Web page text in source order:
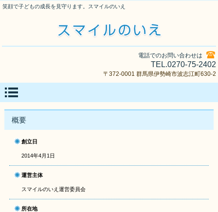
笑顔で子どもの成長を見守ります。スマイルのいえ
電話でのお問い合わせは
TEL.0270-75-2402
〒372-0001 群馬県伊勢崎市波志江町630-2
概要
創立日
2014年4月1日
運営主体
スマイルのいえ運営委員会
所在地